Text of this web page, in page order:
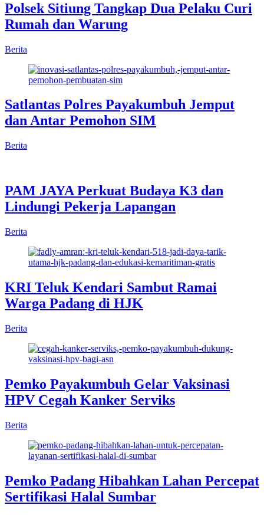
Polsek Sitiung Tangkap Dua Pelaku Curi
Rumah dan Warung
Berita
Satlantas Polres Payakumbuh Jemput
dan Antar Pemohon SIM
Berita
PAM JAYA Perkuat Budaya K3 dan
Lindungi Pekerja Lapangan
Berita
KRI Teluk Kendari Sambut Ramai
Warga Padang di HJK
Berita
Pemko Payakumbuh Gelar Vaksinasi
HPV Cegah Kanker Serviks
Berita
Pemko Padang Hibahkan Lahan Percepat
Sertifikasi Halal Sumbar